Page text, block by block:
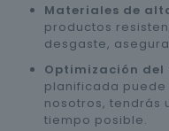
Materiales de
productos
desgaste,
Optimización del
planificada puede
nosotros, tendrás
tiempo posible.